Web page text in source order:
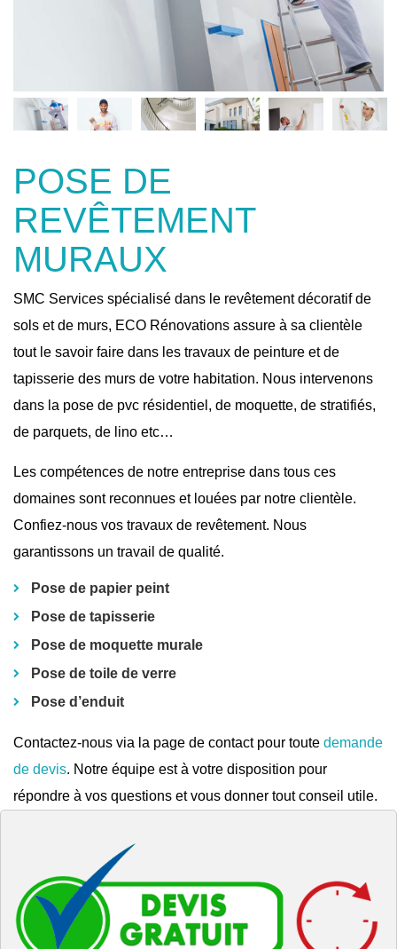
POSE DE
REVÊTEMENT
MURAUX
SMC Services spécialisé dans le revêtement décoratif de
sols et de murs, ECO Rénovations assure à sa clientèle
tout le savoir faire dans les travaux de peinture et de
tapisserie des murs de votre habitation. Nous intervenons
dans la pose de pvc résidentiel, de moquette, de stratifiés,
de parquets, de lino etc…
Les compétences de notre entreprise dans tous ces
domaines sont reconnues et louées par notre clientèle.
Confiez-nous vos travaux de revêtement. Nous
garantissons un travail de qualité.
Pose de papier peint
Pose de tapisserie
Pose de moquette murale
Pose de toile de verre
Pose d’enduit
Contactez-nous via la page de contact pour toute demande
de devis. Notre équipe est à votre disposition pour
répondre à vos questions et vous donner tout conseil utile.